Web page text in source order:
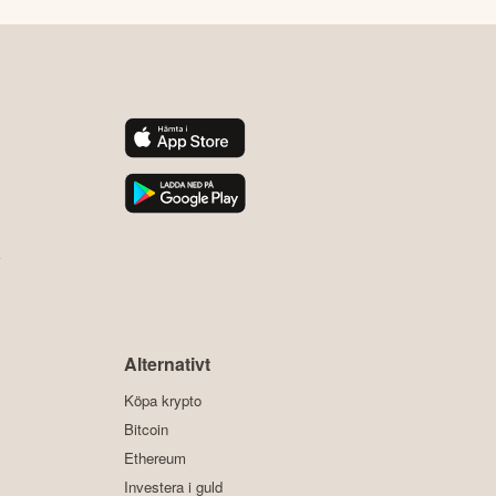
Alternativt
Köpa krypto
Bitcoin
Ethereum
Investera i guld